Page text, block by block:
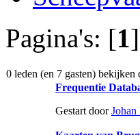
Pagina's: [1]
0 leden (en 7 gasten) bekijken
Frequentie
Gestart doorJohan